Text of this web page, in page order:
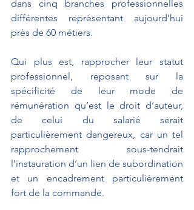
dans cinq branches professionnelles
différentes représentant aujourd’hui
près de 60 métiers.
Qui plus est, rapprocher leur statut
professionnel, reposant sur la
spécificité de leur mode de
rémunération qu’est le droit d’auteur,
de celui du salarié serait
particulièrement dangereux, car un tel
rapprochement sous-tendrait
l’instauration d’un lien de subordination
et un encadrement particulièrement
fort de la commande.